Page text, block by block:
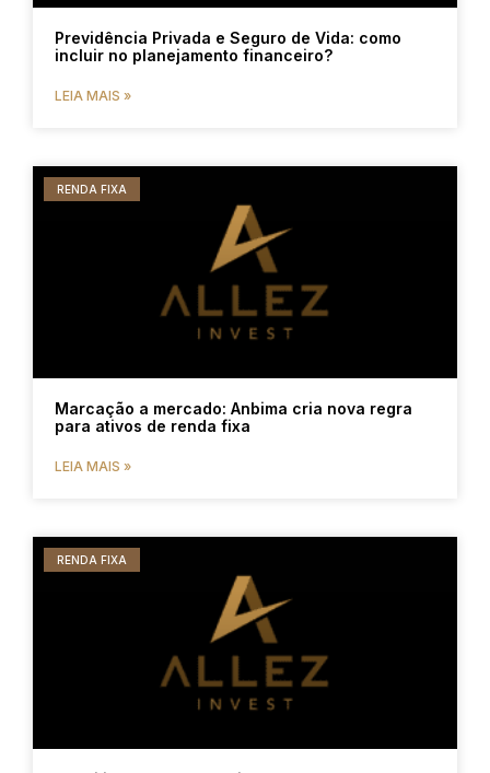
Previdência Privada e Seguro de Vida: como
incluir no planejamento financeiro?
LEIA MAIS »
RENDA FIXA
Marcação a mercado: Anbima cria nova regra
para ativos de renda fixa
LEIA MAIS »
RENDA FIXA